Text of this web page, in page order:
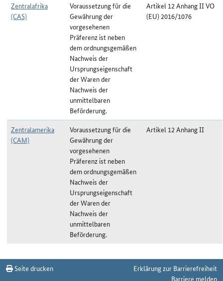
Zentralafrika
(CAS)
Voraussetzung für die
Gewährung der
vorgesehenen
Präferenz ist neben
dem ordnungsgemäßen
Nachweis der
Ursprungseigenschaft
der Waren der
Nachweis der
unmittelbaren
Beförderung.
Artikel 12 Anhang II VO
(EU) 2016/1076
Zentralamerika
(CAM)
Voraussetzung für die
Gewährung der
vorgesehenen
Präferenz ist neben
dem ordnungsgemäßen
Nachweis der
Ursprungseigenschaft
der Waren der
Nachweis der
unmittelbaren
Beförderung.
Artikel 12 Anhang II
Seite drucken
Erklärung zur Barrierefreiheit
Barriere melden